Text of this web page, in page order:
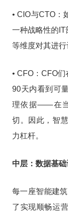
• CIO与CTO：
一种战略性的
等维度对其进行
• CFO：CFO
90天内看到可
理依据——在当
切。因此，智
力杠杆。
中层：数据基
每一座智能建
了实现顺畅运